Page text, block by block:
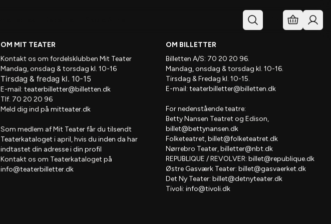
OM MIT TEATER
Kontakt os om fordelsklubben Mit Teater
Mandag, onsdag & torsdag kl. 10-16
Tirsdag & fredag kl. 10-15
E-mail: teaterbilletter@billetten.dk
Tlf. 70 20 20 96
Meld dig ind på mitteater.dk
Som medlem afMit Teaterfår du tilsendt
Teaterkataloget i april, hvis du inden da har
indtastet din adresse i din profil
Kontakt os om Teaterkataloget på
info@teaterbilletter.dk
OM BILLETTER
Billetten A/S: 70 20 20 96.
Mandag, onsdag & torsdag kl. 10-16.
Tirsdag & Fredag kl. 10-15.
E-mail: teaterbilletter@billetten.dk
For nedenstående teatre:
Betty Nansen Teatret og Edison,
billet@bettynansen.dk
Folketeatret,billet@folketeatret.dk
Nørrebro Teater,billetter@nbt.dk
REPUBLIQUE / REVOLVER: billet@republique.dk
Østre Gasværk Teater: billet@gasvaerket.dk
Det Ny Teater: billet@detnyteater.dk
Tivoli: info@tivoli.dk